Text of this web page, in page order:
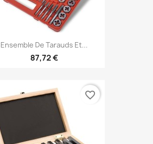
Ensemble De Tarauds Et...
87,72 €
favorite_border